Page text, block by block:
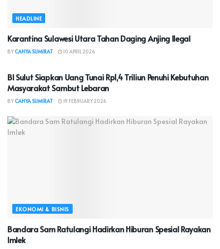
HEADLINE
Karantina Sulawesi Utara Tahan Daging Anjing Ilegal
BYCAHYA SUMIRAT 10 APRIL 2026
BI Sulut Siapkan Uang Tunai Rp1,4 Triliun Penuhi Kebutuhan
Masyarakat Sambut Lebaran
BYCAHYA SUMIRAT 19 FEBRUARY 2026
EKONOMI & BISNIS
Bandara Sam Ratulangi Hadirkan Hiburan Spesial Rayakan
Imlek